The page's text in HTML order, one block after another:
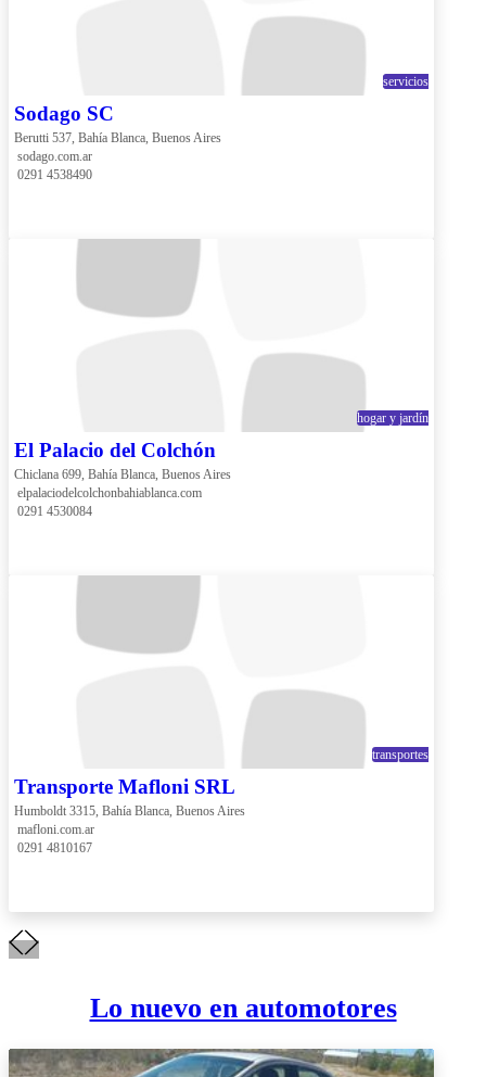
servicios
Sodago SC
Berutti 537, Bahía Blanca, Buenos Aires
sodago.com.ar
0291 4538490
hogar y jardín
El Palacio del Colchón
Chiclana 699, Bahía Blanca, Buenos Aires
elpalaciodelcolchonbahiablanca.com
0291 4530084
transportes
Transporte Mafloni SRL
Humboldt 3315, Bahía Blanca, Buenos Aires
mafloni.com.ar
0291 4810167
Lo nuevo en automotores